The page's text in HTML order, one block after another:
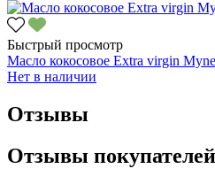
Быстрый просмотр
Масло кокосовое Extra virgin
Нет в наличии
Отзывы
Отзывы